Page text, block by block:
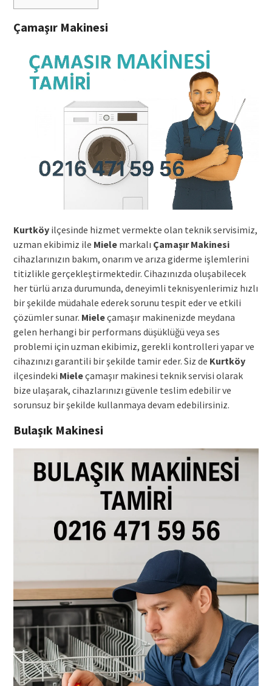
Çamaşır Makinesi
Kurtköyilçesinde hizmet vermekte olan teknik servisimiz,
uzman ekibimiz ile Mielemarkalı Çamaşır Makinesi
cihazlarınızın bakım, onarım ve arıza giderme işlemlerini
titizlikle gerçekleştirmektedir. Cihazınızda oluşabilecek
her türlü arıza durumunda, deneyimli teknisyenlerimiz hızlı
bir şekilde müdahale ederek sorunu tespit eder ve etkili
çözümler sunar. Mieleçamaşır makinenizde meydana
gelen herhangi bir performans düşüklüğü veya ses
problemi için uzman ekibimiz, gerekli kontrolleri yapar ve
cihazınızı garantili bir şekilde tamir eder. Siz de Kurtköy
ilçesindeki Mieleçamaşır makinesi teknik servisi olarak
bize ulaşarak, cihazlarınızı güvenle teslim edebilir ve
sorunsuz bir şekilde kullanmaya devam edebilirsiniz.
Bulaşık Makinesi